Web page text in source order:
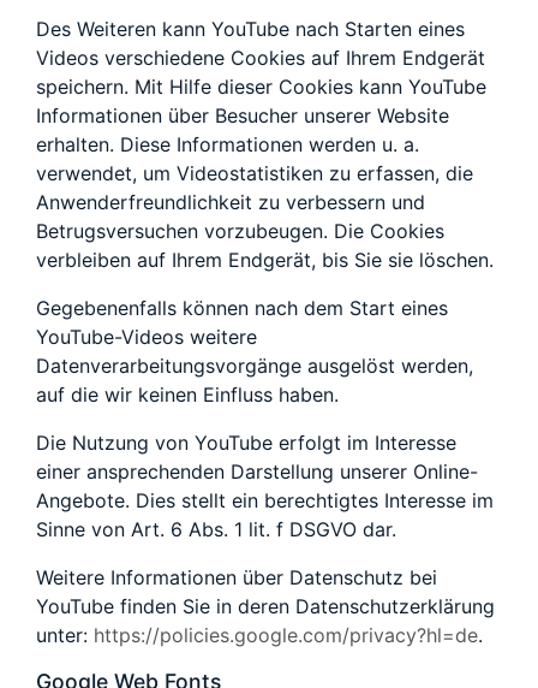
Des Weiteren kann YouTube nach Starten eines
Videos verschiedene Cookies auf Ihrem Endgerät
speichern. Mit Hilfe dieser Cookies kann YouTube
Informationen über Besucher unserer Website
erhalten. Diese Informationen werden u. a.
verwendet, um Videostatistiken zu erfassen, die
Anwenderfreundlichkeit zu verbessern und
Betrugsversuchen vorzubeugen. Die Cookies
verbleiben auf Ihrem Endgerät, bis Sie sie löschen.
Gegebenenfalls können nach dem Start eines
YouTube-Videos weitere
Datenverarbeitungsvorgänge ausgelöst werden,
auf die wir keinen Einfluss haben.
Die Nutzung von YouTube erfolgt im Interesse
einer ansprechenden Darstellung unserer Online-
Angebote. Dies stellt ein berechtigtes Interesse im
Sinne von Art. 6 Abs. 1 lit. f DSGVO dar.
Weitere Informationen über Datenschutz bei
YouTube finden Sie in deren Datenschutzerklärung
unter: https://policies.google.com/privacy?hl=de.
Google Web Fonts